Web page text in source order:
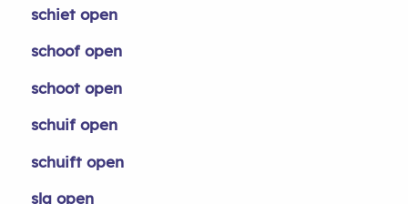
schiet open
schoof open
schoot open
schuif open
schuift open
sla open